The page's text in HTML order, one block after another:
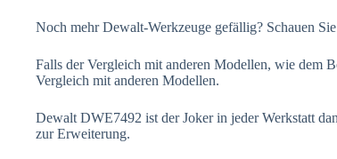
Noch mehr Dewalt-Werkzeuge gefällig? Schauen
Falls der Vergleich mit anderen Modellen, wie dem
Vergleich mit anderen Modellen.
Dewalt DWE7492 ist der Joker in jeder Werkstatt
zur Erweiterung.